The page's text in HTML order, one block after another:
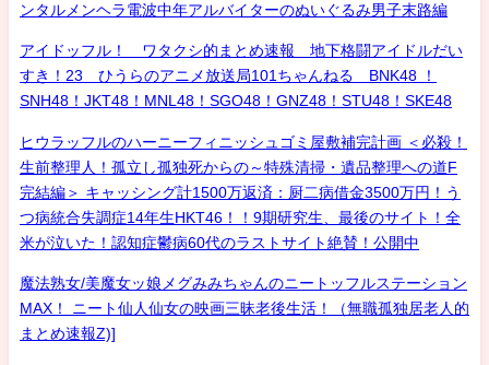
ンタルメンヘラ電波中年アルバイターのぬいぐるみ男子末路編
アイドッフル！ ワタクシ的まとめ速報 地下格闘アイドルだい
すき！23 ひうらのアニメ放送局101ちゃんねる BNK48 ！
SNH48！JKT48！MNL48！SGO48！GNZ48！STU48！SKE48
ヒウラッフルのハーニーフィニッシュゴミ屋敷補完計画 ＜必殺！
生前整理人！孤立し孤独死からの～特殊清掃・遺品整理への道F
完結編＞ キャッシング計1500万返済：厨二病借金3500万円！う
つ病統合失調症14年生HKT46！！9期研究生、最後のサイト！全
米が泣いた！認知症鬱病60代のラストサイト絶賛！公開中
魔法熟女/美魔女ッ娘メグみみちゃんのニートッフルステーション
MAX！ ニート仙人仙女の映画三昧老後生活！（無職孤独居老人的
まとめ速報Z)]